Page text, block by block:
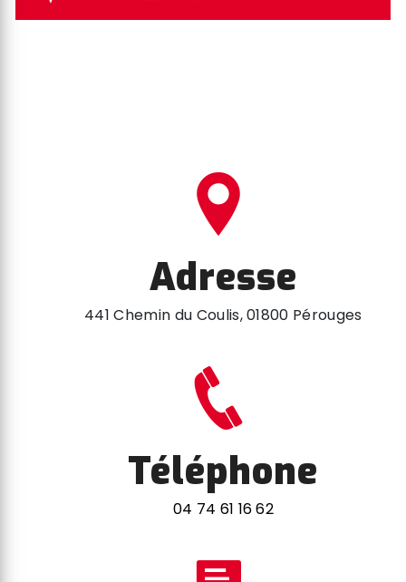
Adresse
441 Chemin du Coulis, 01800 Pérouges
Téléphone
04 74 61 16 62